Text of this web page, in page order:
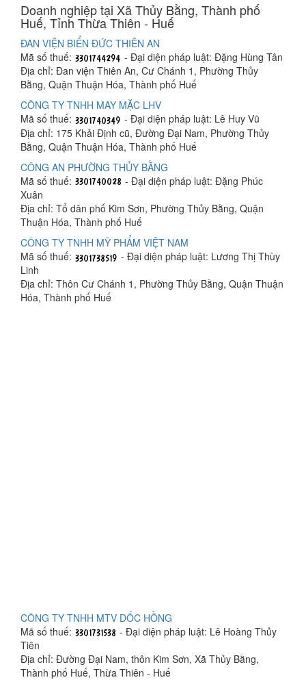
Doanh nghiệp tại Xã Thủy Bằng, Thành phố
Huế, Tỉnh Thừa Thiên - Huế
ĐAN VIỆN BIỂN ĐỨC THIÊN AN
Mã số thuế:
- Đại diện pháp luật: Đặng Hùng Tân
Địa chỉ: Đan viện Thiên An, Cư Chánh 1, Phường Thủy
Bằng, Quận Thuận Hóa, Thành phố Huế
CÔNG TY TNHH MAY MẶC LHV
Mã số thuế:
- Đại diện pháp luật: Lê Huy Vũ
Địa chỉ: 175 Khải Định cũ, Đường Đại Nam, Phường Thủy
Bằng, Quận Thuận Hóa, Thành phố Huế
CÔNG AN PHƯỜNG THỦY BẰNG
Mã số thuế:
- Đại diện pháp luật: Đặng Phúc
Xuân
Địa chỉ: Tổ dân phố Kim Sơn, Phường Thủy Bằng, Quận
Thuận Hóa, Thành phố Huế
CÔNG TY TNHH MỸ PHẨM VIỆT NAM
Mã số thuế:
- Đại diện pháp luật: Lương Thị Thùy
Linh
Địa chỉ: Thôn Cư Chánh 1, Phường Thủy Bằng, Quận Thuận
Hóa, Thành phố Huế
CÔNG TY TNHH MTV DỐC HỒNG
Mã số thuế:
- Đại diện pháp luật: Lê Hoàng Thủy
Tiên
Địa chỉ: Đường Đại Nam, thôn Kim Sơn, Xã Thủy Bằng,
Thành phố Huế, Thừa Thiên - Huế